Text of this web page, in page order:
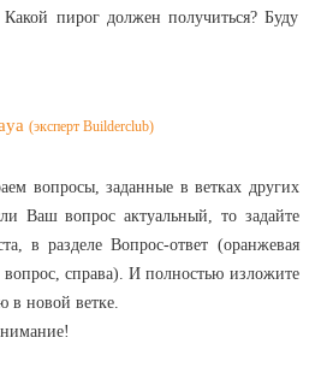
Какой пирог должен получиться? Буду
(эксперт Builderclub)
вопросы, заданные в ветках других
Ваш вопрос актуальный, то задайте
в разделе Вопрос-ответ (оранжевая
вопрос, справа). И полностью изложите
в новой ветке.